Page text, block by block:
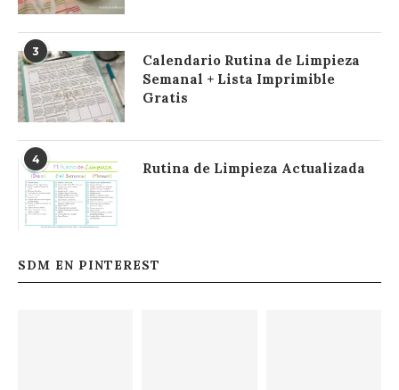
3
Calendario Rutina de Limpieza
Semanal + Lista Imprimible
Gratis
4
Rutina de Limpieza Actualizada
SDM EN PINTEREST